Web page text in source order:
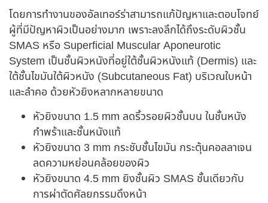
โดยการทำงานของอัลเทอร์ร่าสามารถแก้ปัญหาและตอบโจทย์
ผู้ที่มีปัญหาผิวเป็นอย่างมาก เพราะลงลึกได้ถึงระดับผิวชั้น
SMAS หรือ Superficial Muscular Aponeurotic
System เป็นชั้นผิวหนังที่อยู่ใต้ชั้นผิวหนังแท้ (Dermis) และ
ใต้ชั้นไขมันใต้ผิวหนัง (Subcutaneous Fat) บริเวณใบหน้า
และลำคอ ด้วยหัวยิงหลากหลายขนาด
หัวยิงขนาด 1.5 mm ลดริ้วรอยผิวชั้นบน ในชั้นหนัง
กำพร้าและชั้นหนังแท้
หัวยิงขนาด 3 mm กระชับชั้นไขมัน กระตุ้นคอลลาเจน
ลดความหย่อนคล้อยของผิว
หัวยิงขนาด 4.5 mm ยิงชั้นผิว SMAS ชั้นเดียวกับ
การผ่าตัดศัลยกรรมดึงหน้า